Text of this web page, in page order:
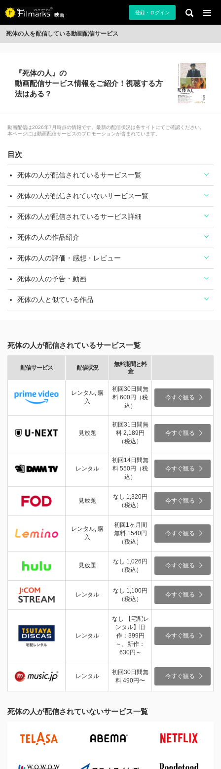
映画 登録・ログイン
死体の人を配信している動画配信サービス
『死体の人』の
動画配信サービス情報をご紹介！視聴する方
法はある？
動画配信は2026年7月時点の情報です。最新の配信状況は各サイトにてご確認ください。
本ページには動画配信サービスのプロモーションが含まれています。
目次
死体の人が配信されているサービス一覧
死体の人が配信されていないサービス一覧
死体の人が配信されているサービス詳細
死体の人の作品紹介
死体の人の評価・感想・レビュー
死体の人の予告・動画
死体の人と似ている作品
死体の人が配信されているサービス一覧
配信サービス 配信状況
無料期間と料
金
レンタル, 購
入
初回30日間無
料 600円（税
込）
今すぐ観る
見放題
初回31日間無
料 2,189円
（税込）
今すぐ観る
レンタル
初回14日間無
料 550円（税
込）
今すぐ観る
見放題
なし 1,320円
（税込）
今すぐ観る
レンタル, 購
入
初回1ヶ月間
無料 1540円
（税込）
今すぐ観る
見放題
なし 1,026円
（税込）
今すぐ観る
レンタル
なし 1,100円
（税込）
今すぐ観る
レンタル
なし 【宅配レ
ンタル】旧
作：399円
～、新作：
630円～
今すぐ観る
レンタル
初回30日間無
料 490円〜
今すぐ観る
死体の人が配信されていないサービス一覧